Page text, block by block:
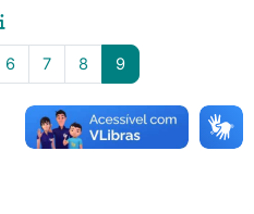
6Página 6
7Página 7
8 Página 8
9Página 9